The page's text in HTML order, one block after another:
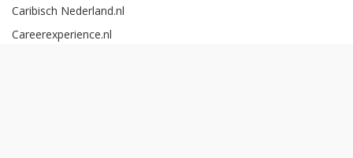
Caribisch Nederland.nl
Careerexperience.nl